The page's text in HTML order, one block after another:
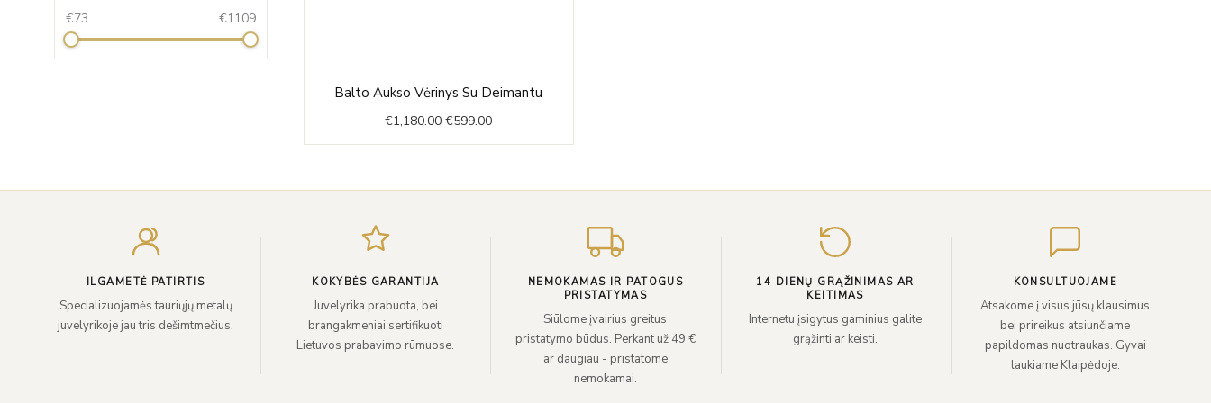
€73 €1109
Balto Aukso Vėrinys Su Deimantu
€1,180.00
price
was:
€1,180.00.
€599.00
price
is:
€599.00.
ILGAMETĖ PATIRTIS
Specializuojamės tauriųjų metalų
juvelyrikoje jau tris dešimtmečius.
KOKYBĖS GARANTIJA
Juvelyrika prabuota, bei
brangakmeniai sertifikuoti
Lietuvos prabavimo rūmuose.
NEMOKAMAS IR PATOGUS
PRISTATYMAS
Siūlome įvairius greitus
pristatymo būdus. Perkant už 49 €
ar daugiau - pristatome
nemokamai.
14 DIENŲ GRĄŽINIMAS AR
KEITIMAS
Internetu įsigytus gaminius galite
grąžinti ar keisti.
KONSULTUOJAME
Atsakome į visus jūsų klausimus
bei prireikus atsiunčiame
papildomas nuotraukas. Gyvai
laukiame Klaipėdoje.